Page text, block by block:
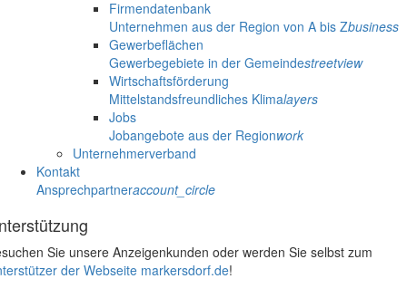
Firmendatenbank
Unternehmen aus der Region von A bis Zbusiness
Gewerbeflächen
Gewerbegebiete in der Gemeindestreetview
Wirtschaftsförderung
Mittelstandsfreundliches Klimalayers
Jobs
Jobangebote aus der Regionwork
Unternehmerverband
Kontakt
Ansprechpartneraccount_circle
Sie unsere Anzeigenkunden oder werden Sie selbst zum
der Webseite markersdorf.de!